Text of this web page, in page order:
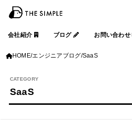
会社紹介 ブログ お問い合わせ
HOME エンジニアブログ SaaS
SaaS